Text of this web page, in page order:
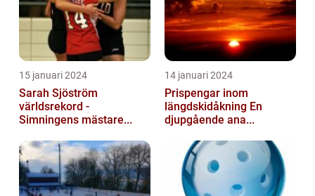
15 januari 2024
Sarah Sjöström
världsrekord -
Simningens mästare...
14 januari 2024
Prispengar inom
längdskidåkning En
djupgående ana...